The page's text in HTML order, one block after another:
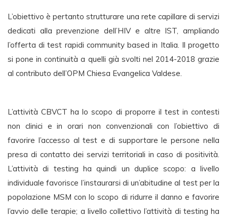
L’obiettivo è pertantostrutturare una rete capillare di servizi
dedicati alla prevenzione dell’HIV e altre IST, ampliando
l’offerta di test rapidi community based in Italia. Il progetto
si pone in continuità a quelli già svolti nel 2014-2018 grazie
al contributo dell’OPM Chiesa Evangelica Valdese.
L’attività CBVCT ha lo scopo di proporre il test in contesti
non clinici e in orari non convenzionali con l’obiettivo di
favorire l’accesso al test e di supportare le persone nella
presa di contatto dei servizi territoriali in caso di positività.
L’attività di testing ha quindi un duplice scopo: a livello
individuale favorisce l’instaurarsi di un’abitudine al test per la
popolazione MSM con lo scopo di ridurre il danno e favorire
l’avvio delle terapie; a livello collettivo l’attività di testing ha